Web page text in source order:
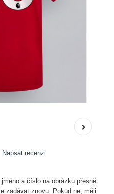
Napsat recenzi
jméno a číslo na obrázku přesně
zadávat znovu. Pokud ne, měli